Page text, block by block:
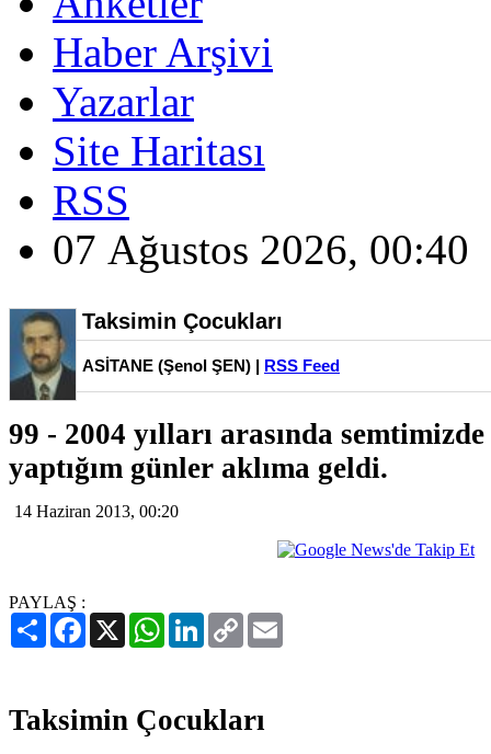
Haber Arşivi
Yazarlar
Site Haritası
RSS
07 Ağustos 2026, 00:40
Taksimin Çocukları
ASİTANE (Şenol ŞEN) | RSS Feed
99 - 2004 yılları arasında
yaptığım günler aklıma geldi.
14 Haziran 2013, 00:20
PAYLAŞ :
PaylaşFacebook
X WhatsAppLinkedIn
Copy
Link
Taksimin Çocukları